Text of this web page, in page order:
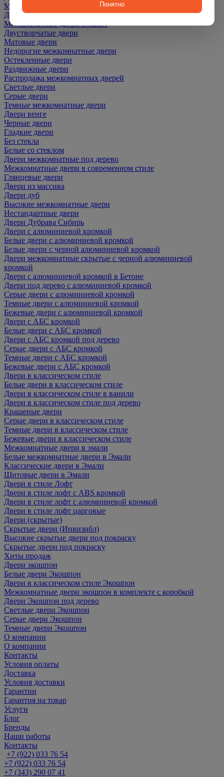
Межкомнатные двери ПЭТ
Двери со скидкой
Межкомнатные двери Эмалит
Двустворчатые двери
Матовые двери
Недорогие межкомнатные двери
Остекленные двери
Раздвижные двери
Распродажа межкомнатных дверей
Светлые двери
Серые двери
Темные межкомнатные двери
Двери венге
Черные двери
Гладкие двери
Без стекла
Белые со стеклом
Двери межкомнатные под дерево
Межкомнатные двери в современном стиле
Глянцевые двери
Двери из массива
Двери дуб
Высокие межкомнатные двери
Нестандартные двери
Двери Дубрава Сибирь
Двери с алюминиевой кромкой
Белые двери с алюминиевой кромкой
Белые двери с черной алюминиевой кромкой
Двери межкомнатные скрытые с черной алюминиевой
кромкой
Двери с алюминиевой кромкой в Бетоне
Двери под дерево с алюминиевой кромкой
Серые двери с алюминиевой кромкой
Темные двери с алюминиевой кромкой
Бежевые двери с алюминиевой кромкой
Двери с АБС кромкой
Белые двери с АБС кромкой
Двери с АБС кромкой под дерево
Серые двери с АБС кромкой
Темные двери с АБС кромкой
Бежевые двери с АБС кромкой
Двери в классическом стиле
Белые двери в классическом стиле
Двери в классическом стиле в ванили
Двери в классическом стиле под дерево
Крашеные двери
Серые двери в классическом стиле
Темные двери в классическом стиле
Бежевые двери в классическом стиле
Межкомнатные двери в эмали
Белые межкомнатные двери в Эмали
Классические двери в Эмали
Щитовые двери в Эмали
Двери в стиле Лофт
Двери в стиле лофт с ABS кромкой
Двери в стиле лофт с алюминиевой кромкой
Двери в стиле лофт царговые
Двери (скрытые)
Скрытые двери (Инвизибл)
Высокие скрытые двери под покраску
Скрытые двери под покраску
Хиты продаж
Двери экошпон
Белые двери Экошпон
Двери в классическом стиле Экошпон
Межкомнатные двери экошпон в комплекте с коробкой
Двери Экошпон под дерево
Светлые двери Экошпон
Серые двери Экошпон
Темные двери Экошпон
О компании
О компании
Контакты
Условия оплаты
Доставка
Условия доставки
Гарантии
Гарантия на товар
Услуги
Блог
Бренды
Наши работы
Контакты
+7 (922) 033 76 54
+7 (922) 033 76 54
+7 (343) 290 07 41
Понятно